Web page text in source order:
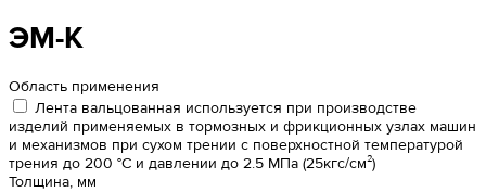
ЭМ-К
Область применения
Лента вальцованная используется при производстве
изделий применяемых в тормозных и фрикционных узлах машин
и механизмов при сухом трении с поверхностной температурой
трения до 200 °С и давлении до 2.5 МПа (25кгс/см²)
Толщина, мм